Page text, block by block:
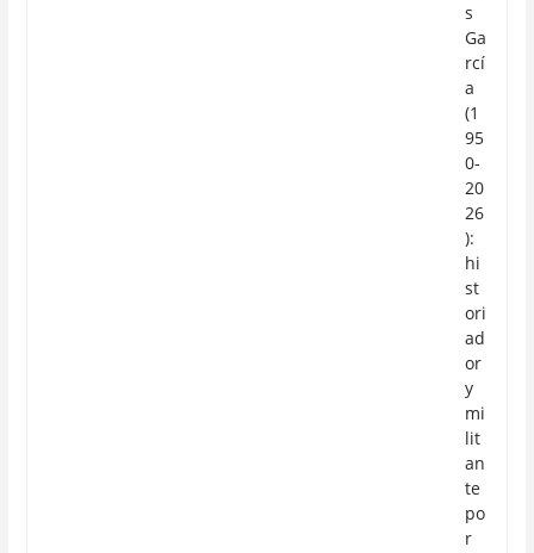
s
Ga
rcí
a
(1
95
0-
20
26
):
hi
st
ori
ad
or
y
mi
lit
an
te
po
r